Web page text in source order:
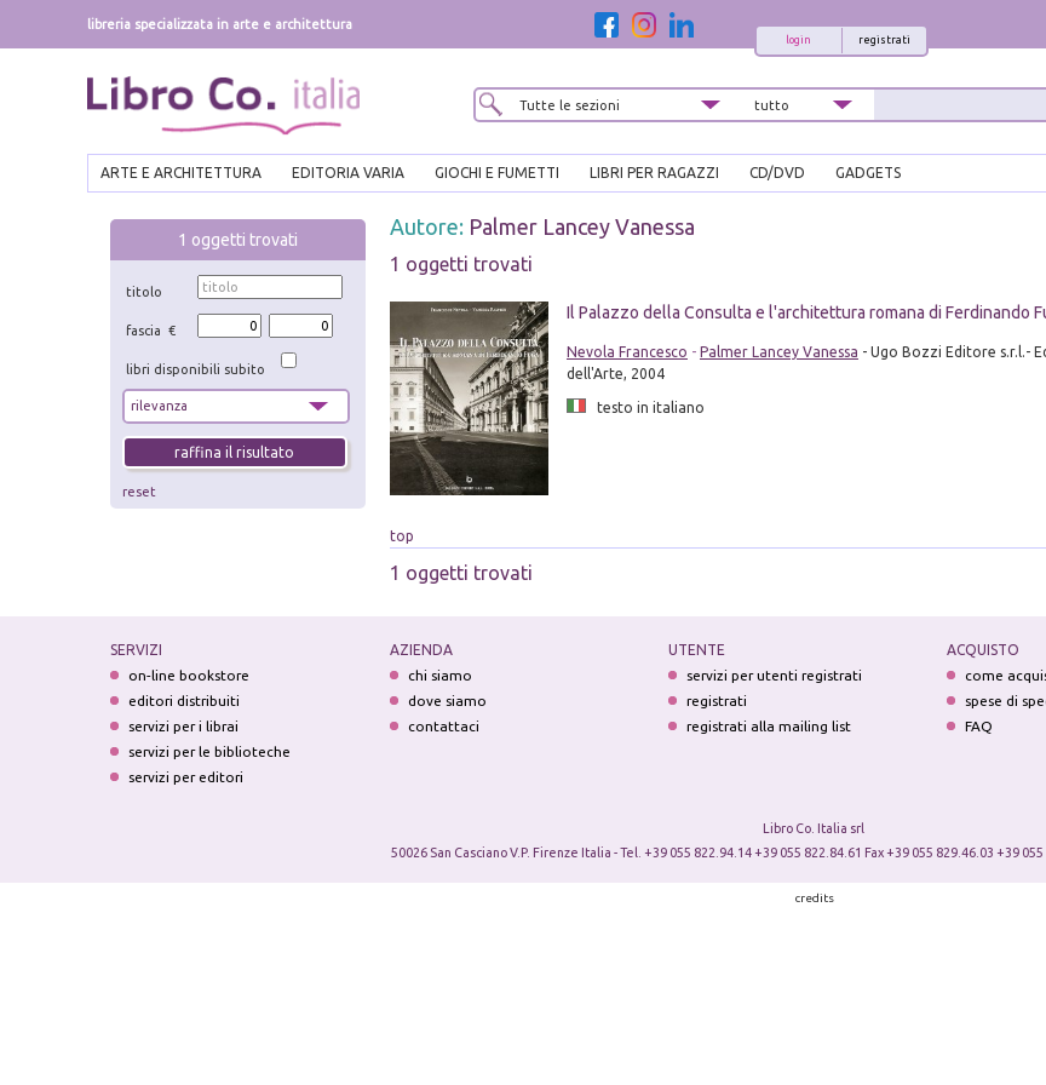
libreria specializzata in arte e architettura
registrati
login
ARTE E ARCHITETTURA EDITORIA VARIA GIOCHI E FUMETTI LIBRI PER RAGAZZI CD/DVD GADGETS
1 oggetti trovati
titolo
fascia €
libri disponibili subito
reset
Autore: Palmer Lancey Vanessa
1 oggetti trovati
Il Palazzo della Consulta e l'architettura romana di Ferdinando
Nevola Francesco - Palmer Lancey Vanessa - Ugo Bozzi Editore s.r.l.-
dell'Arte, 2004
testo in italiano
top
1 oggetti trovati
SERVIZI
on-line bookstore
editori distribuiti
servizi per i librai
servizi per le biblioteche
servizi per editori
AZIENDA
chi siamo
dove siamo
contattaci
UTENTE
servizi per utenti registrati
registrati
registrati alla mailing list
ACQUISTO
come
spese di
FAQ
Libro Co. Italia srl
50026 San Casciano V.P. Firenze Italia - Tel. +39 055 822.94.14 +39 055 822.84.61 Fax +39 055 829.46.03 +39
credits